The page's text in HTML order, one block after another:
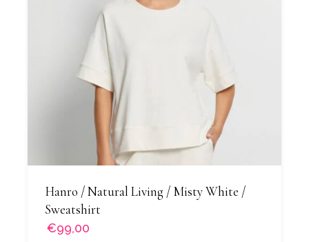
Hanro / Natural Living / Misty White /
Sweatshirt
€99,00